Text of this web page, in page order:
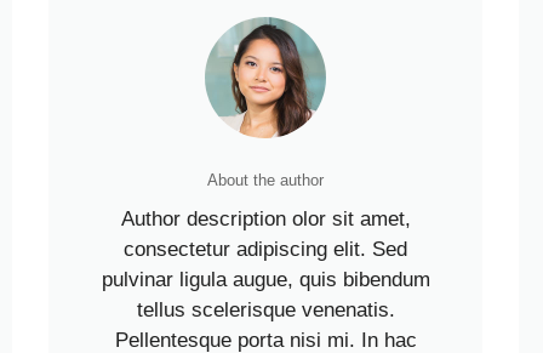
About the author
Author description olor sit amet,
consectetur adipiscing elit. Sed
pulvinar ligula augue, quis bibendum
tellus scelerisque venenatis.
Pellentesque porta nisi mi. In hac